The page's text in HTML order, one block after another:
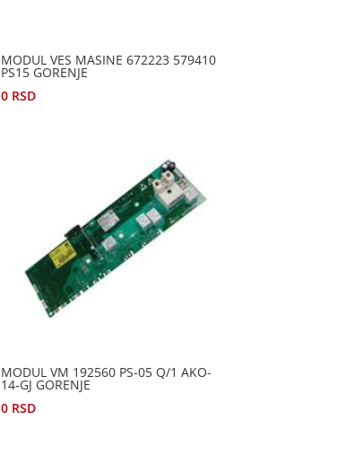
MODUL VES MASINE 672223 579410
PS15 GORENJE
0 RSD
MODUL VM 192560 PS-05 Q/1 AKO-
14-GJ GORENJE
0 RSD